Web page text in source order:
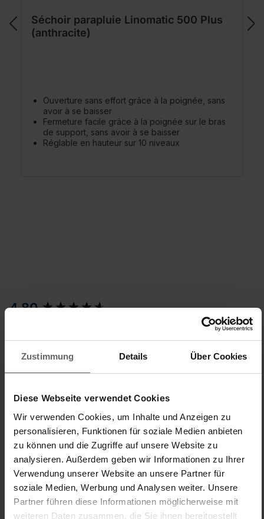
Zustimmung Details Über Cookies
Diese Webseite verwendet Cookies
Wir verwenden Cookies, um Inhalte und Anzeigen zu
personalisieren, Funktionen für soziale Medien anbieten
zu können und die Zugriffe auf unsere Website zu
analysieren. Außerdem geben wir Informationen zu Ihrer
Verwendung unserer Website an unsere Partner für
soziale Medien, Werbung und Analysen weiter. Unsere
Partner führen diese Informationen möglicherweise mit
weiteren Daten zusammen, die Sie ihnen bereitgestellt
Séchoir parapluie Linomatic 500 Plus
(anthracite)
Ouverture sans effort grâce à la poignée, sans
avoir à se baisser
Fermeture facile grâce à la poignée sur le bras
de support, sans avoir à se baisser
Réglable en hauteur sur 10 niveaux
4.80
Chercher:
Avis Produit
A
Verified Customer
Anonym
New content loaded